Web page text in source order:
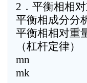
2．平衡相相
平衡相成分分
平衡相相对重
（杠杆定律）
mn
mk